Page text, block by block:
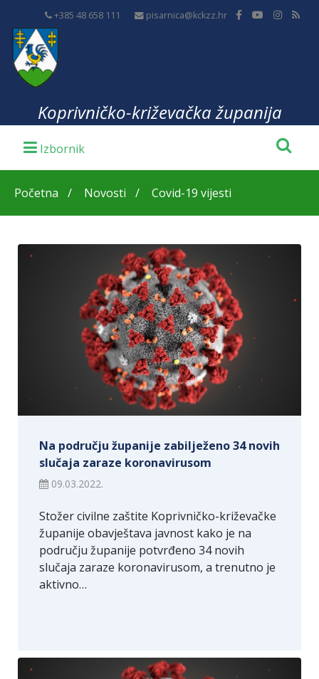
+385 48 658 111 pisarnica@kckzz.hr
Koprivničko-križevačka županija
Početna Novosti Covid-19 vijesti
Na području županije zabilježeno 34 novih
slučaja zaraze koronavirusom
09.03.2022.
Stožer civilne zaštite Koprivničko-križevačke
županije obavještava javnost kako je na
području županije potvrđeno 34 novih
slučaja zaraze koronavirusom, a trenutno je
aktivno…